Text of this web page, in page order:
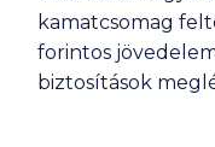
kamatcsomag
forintos
biztosítások